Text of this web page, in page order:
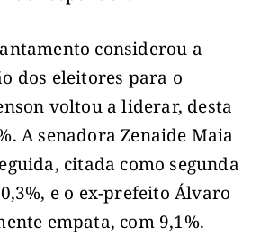
considerou a
dos eleitores para o
voltou a liderar, desta
A senadora Zenaide Maia
citada como segunda
e o ex-prefeito Álvaro
empata, com 9,1%.